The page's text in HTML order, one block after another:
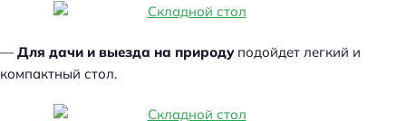
— Для дачи и выезда на природуподойдет легкий и
компактный стол.